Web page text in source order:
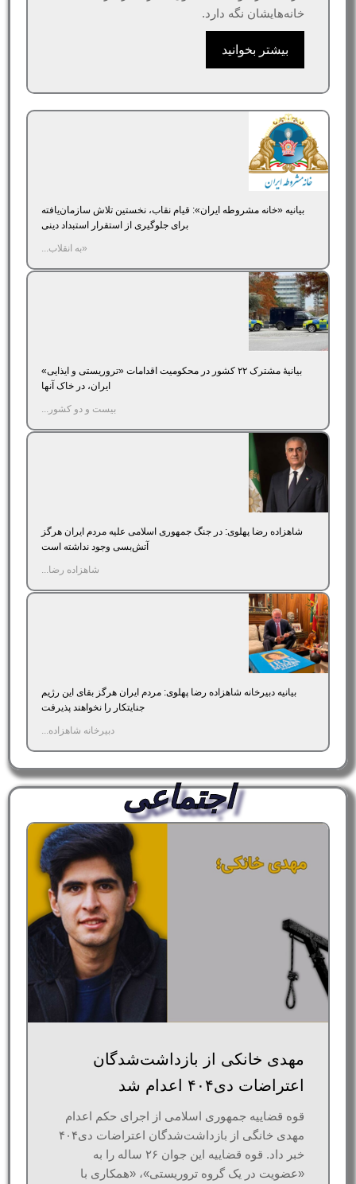
خانه‌هایشان نگه دارد.
بیشتر بخوانید
بیانیه «خانه مشروطه ایران»‌: قیام نقاب، نخستین تلاش سازمان‌یافته
برای جلوگیری از استقرار استبداد دینی
«به انقلاب...
بیانیۀ مشترک ۲۲ کشور در محکومیت اقدامات «تروریستی و ایذایی»
ایران، در خاک آنها
بیست و دو کشور...
شاهزاده رضا پهلوی: در جنگ جمهوری اسلامی علیه مردم ایران هرگز
آتش‌بسی وجود نداشته است
شاهزاده رضا...
بیانیه دبیرخانه شاهزاده رضا پهلوی: مردم ایران هرگز بقای این رژیم
جنایتکار را نخواهند پذیرفت
دبیرخانه شاهزاده...
اجتماعی
مهدی خانکی از بازداشت‌شدگان
اعتراضات دی۴۰۴ اعدام شد
قوه قضاییه جمهوری اسلامی از اجرای حکم اعدام
مهدی خانگی از بازداشت‌شدگان اعتراضات دی۴۰۴
خبر داد. قوه قضاییه این جوان ۲۶ ساله را به
«عضویت در یک گروه تروریستی»، «همکاری با